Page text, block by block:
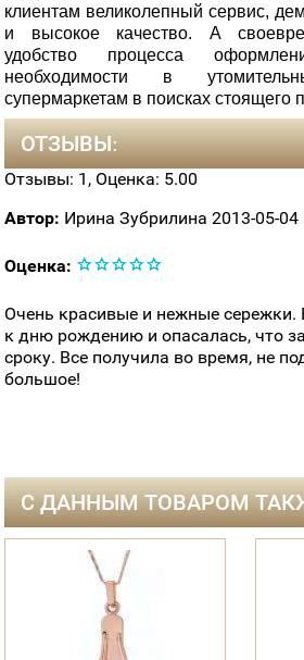
клиентам великолепный сервис,
и высокое качество. А
удобство процесса
необходимости в
супермаркетам в поисках стоящего
ОТЗЫВЫ:
Отзывы: 1 , Оценка: 5.00
Автор: Ирина Зубрилина 2013-05-04
Оценка:
Очень красивые и нежные сережки.
к дню рождению и опасалась, что
сроку. Все получила во время, не
большое!
С ДАННЫМ ТОВАРОМ